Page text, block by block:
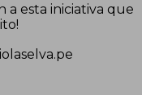
a esta iniciativa que